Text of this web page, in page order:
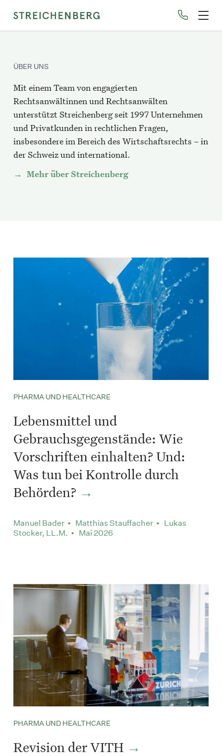
zum
Inhalt
ÜBER UNS
Mit einem Team von engagierten
Rechtsanwältinnen und Rechtsanwälten
unterstützt Streichenberg seit 1997 Unternehmen
und Privatkunden in rechtlichen Fragen,
insbesondere im Bereich des Wirtschaftsrechts – in
der Schweiz und international.
Mehr über Streichenberg
PHARMA UND HEALTHCARE
Lebensmittel und
Gebrauchsgegenstände: Wie
Vorschriften einhalten? Und:
Was tun bei Kontrolle durch
Behörden?
Manuel Bader • Matthias Stauffacher • Lukas
Stocker, LL.M. • Mai 2026
PHARMA UND HEALTHCARE
Revision der VITH